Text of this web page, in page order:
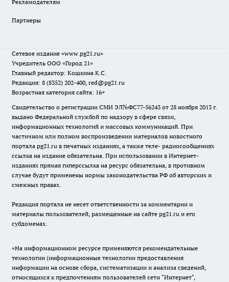
Рекламодателям
Партнеры
Сетевое издание «www.pg21.ru»
Учредитель ООО «Город 21»
Главный редактор: Кошкина К.С.
Редакция: 8 (8352) 202-400, red@pg21.ru
Возрастная категория сайта: 16+
Свидетельство о регистрации СМИ ЭЛ№ФС77-56243 от 28 ноября 2013 г.
выдано Федеральной службой по надзору в сфере связи,
информационных технологий и массовых коммуникаций. При
частичном или полном воспроизведении материалов новостного
портала pg21.ru в печатных изданиях, а также теле- радиосообщениях
ссылка на издание обязательна. При использовании в Интернет-
изданиях прямая гиперссылка на ресурс обязательна, в противном
случае будут применены нормы законодательства РФ об авторских и
смежных правах.
Редакция портала не несет ответственности за комментарии и
материалы пользователей, размещенные на сайте pg21.ru и его
субдоменах.
«На информационном ресурсе применяются рекомендательные
технологии (информационные технологии предоставления
информации на основе сбора, систематизации и анализа сведений,
относящихся к предпочтениям пользователей сети "Интернет",